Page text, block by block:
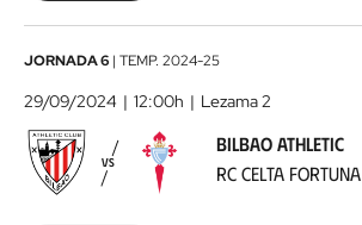
Bilbao
Athletic
-
RC
Celta
JORNADA 6 | TEMP. 2024-25
29/09/2024 12:00h Lezama 2
VS
BILBAO ATHLETIC
RC CELTA FORTUNA